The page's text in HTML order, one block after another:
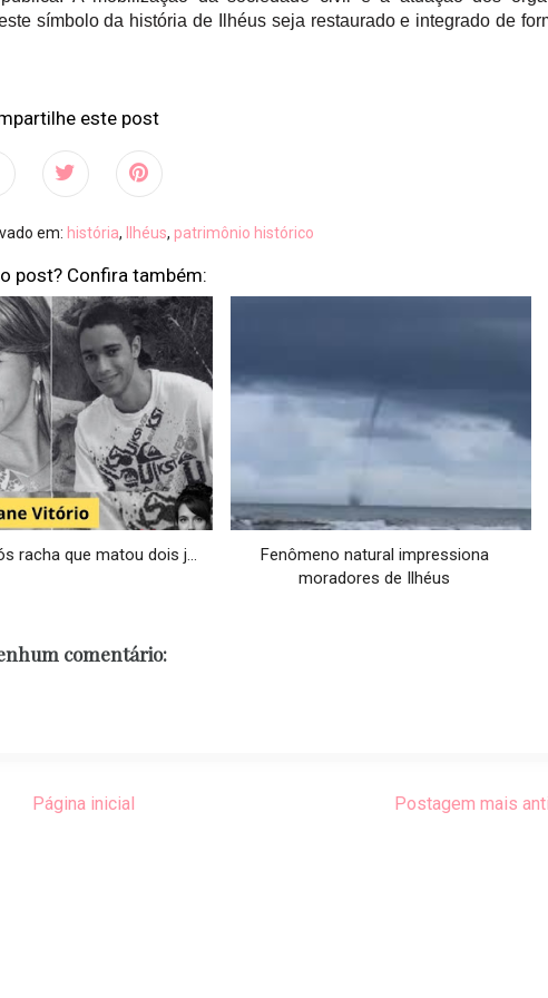
símbolo da história de Ilhéus seja restaurado e integrado de
este post
em: história, Ilhéus, patrimônio histórico
post? Confira também:
racha que matou dois j...
Fenômeno natural impressiona
moradores de Ilhéus
comentário:
Postagem mais
Página inicial